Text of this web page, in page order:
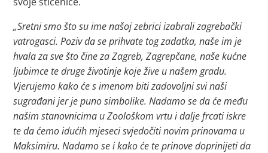
„Sretni smo što su ime našoj zebrici izabrali zagrebački
vatrogasci. Poziv da se prihvate tog zadatka, naše im je
hvala za sve što čine za Zagreb, Zagrepčane, naše kućne
ljubimce te druge životinje koje žive u našem gradu.
Vjerujemo kako će s imenom biti zadovoljni svi naši
sugrađani jer je puno simbolike. Nadamo se da će među
našim stanovnicima u Zoološkom vrtu i dalje frcati iskre
te da ćemo idućih mjeseci svjedočiti novim prinovama u
Maksimiru. Nadamo se i kako će te prinove doprinijeti da